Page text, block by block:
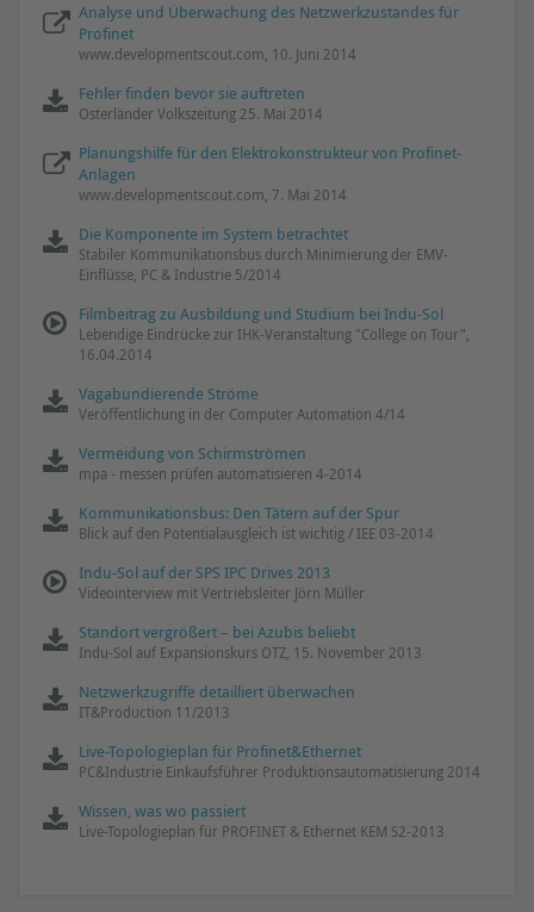
Analyse und Überwachung des Netzwerkzustandes für
Profinet
www.developmentscout.com, 10. Juni 2014
Fehler finden bevor sie auftreten
Osterländer Volkszeitung 25. Mai 2014
Planungshilfe für den Elektrokonstrukteur von Profinet-
Anlagen
www.developmentscout.com, 7. Mai 2014
Die Komponente im System betrachtet
Stabiler Kommunikationsbus durch Minimierung der EMV-
Einflüsse, PC & Industrie 5/2014
Filmbeitrag zu Ausbildung und Studium bei Indu-Sol
Lebendige Eindrücke zur IHK-Veranstaltung "College on Tour",
16.04.2014
Vagabundierende Ströme
Veröffentlichung in der Computer Automation 4/14
Vermeidung von Schirmströmen
mpa - messen prüfen automatisieren 4-2014
Kommunikationsbus: Den Tätern auf der Spur
Blick auf den Potentialausgleich ist wichtig / IEE 03-2014
Indu-Sol auf der SPS IPC Drives 2013
Videointerview mit Vertriebsleiter Jörn Müller
Standort vergrößert – bei Azubis beliebt
Indu-Sol auf Expansionskurs OTZ, 15. November 2013
Netzwerkzugriffe detailliert überwachen
IT&Production 11/2013
Live-Topologieplan für Profinet&Ethernet
PC&Industrie Einkaufsführer Produktionsautomatisierung 2014
Wissen, was wo passiert
Live-Topologieplan für PROFINET & Ethernet KEM S2-2013